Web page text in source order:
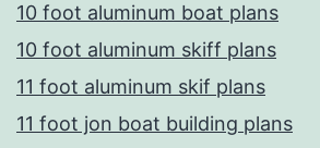
10 foot aluminum boat plans
10 foot aluminum skiff plans
11 foot aluminum skif plans
11 foot jon boat building plans